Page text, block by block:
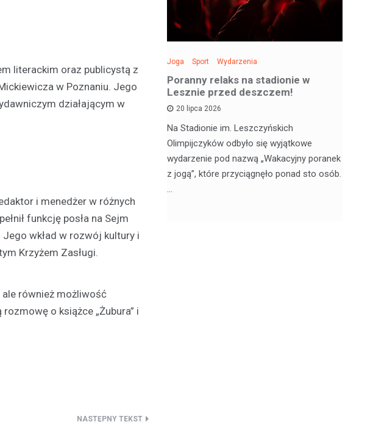
literackim oraz publicystą z
w Poznaniu. Jego
działającym w
i menedżer w różnych
funkcję posła na Sejm
wkład w rozwój kultury i
Krzyżem Zasługi.
ale również możliwość
o książce „Żubura” i
Deskorolki w Lesznie: Święto
Skateplazie już w sobotę!
2026
miłośnicy jazdy na deskorolce
Joga Sport Wydarzenia
Poranny relaks na stadionie w
Lesznie przed deszczem!
20 lipca 2026
Na Stadionie im. Leszczyńskich
Olimpijczyków odbyło się wyjątkowe
wydarzenie pod nazwą „Wakacyjny poranek
z jogą”, które przyciągnęło ponad sto osób.
…